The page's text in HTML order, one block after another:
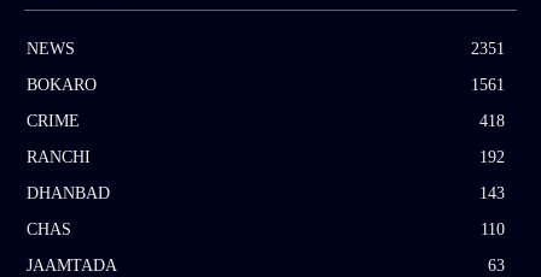
NEWS
2351
BOKARO
1561
CRIME
418
RANCHI
192
DHANBAD
143
CHAS
110
JAAMTADA
63